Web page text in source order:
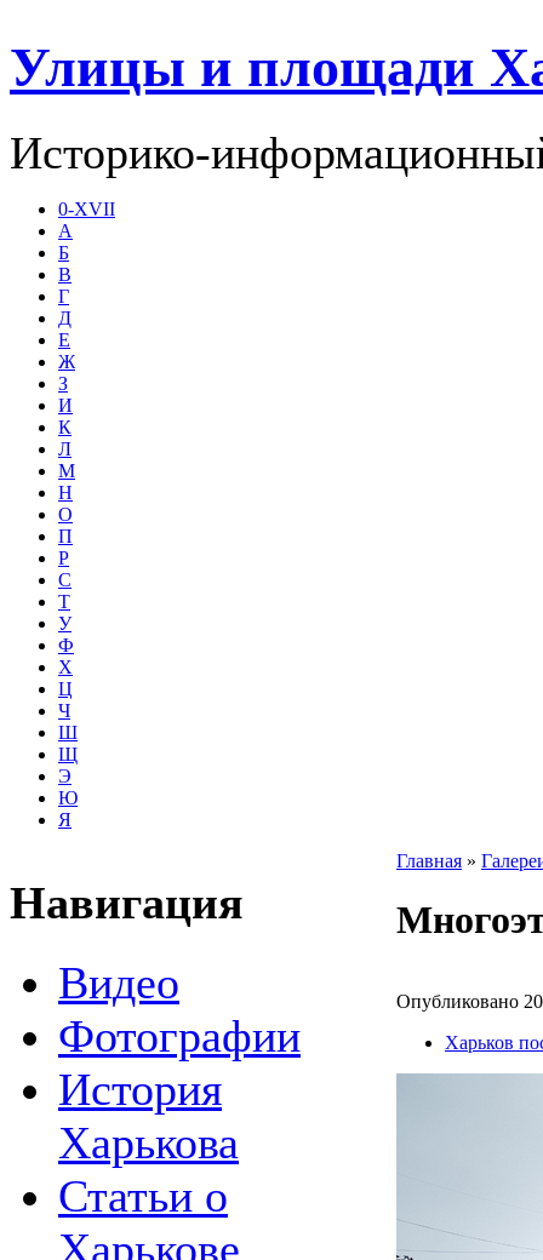
Улицы и площади
Историко-
0-XVII
А
Б
В
Г
Д
Е
Ж
З
И
К
Л
М
Н
О
П
Р
С
Т
У
Ф
Х
Ц
Ч
Ш
Щ
Э
Ю
Я
Навигация
Видео
Фотографии
История
Харькова
Статьи о
Харькове
Главная »
Опубликовано
Харьков